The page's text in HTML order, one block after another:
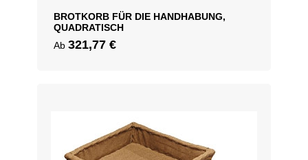
BROTKORB FÜR DIE HANDHABUNG,
QUADRATISCH
Ab 321,77 €